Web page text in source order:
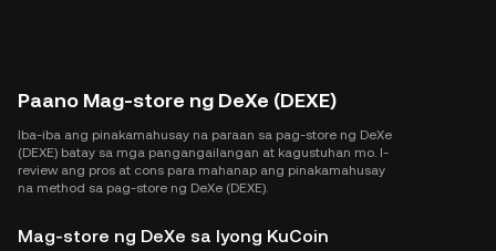
Paano Mag-store ng DeXe (DEXE)
Iba-iba ang pinakamahusay na paraan sa pag-store ng DeXe
(DEXE) batay sa mga pangangailangan at kagustuhan mo. I-
review ang pros at cons para mahanap ang pinakamahusay
na method sa pag-store ng DeXe (DEXE).
Mag-store ng DeXe sa Iyong KuCoin